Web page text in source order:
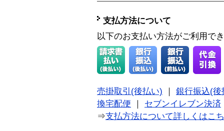
支払方法について
以下のお支払い方法がご利用で
売掛取引(後払い)
銀行振込(後
換宅配便
セブンイレブン決済
⇒支払方法について詳しくはこ